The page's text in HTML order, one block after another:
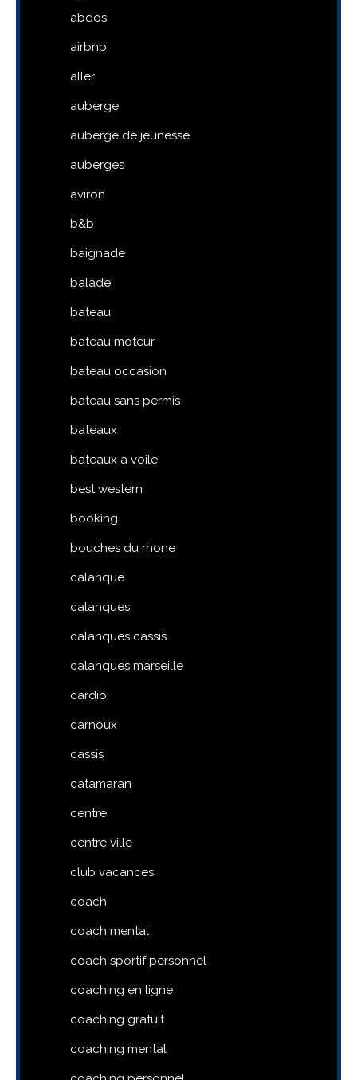
abdos
airbnb
aller
auberge
auberge de jeunesse
auberges
aviron
b&b
baignade
balade
bateau
bateau moteur
bateau occasion
bateau sans permis
bateaux
bateaux a voile
best western
booking
bouches du rhone
calanque
calanques
calanques cassis
calanques marseille
cardio
carnoux
cassis
catamaran
centre
centre ville
club vacances
coach
coach mental
coach sportif personnel
coaching en ligne
coaching gratuit
coaching mental